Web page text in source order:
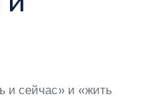
и сейчас» и «жить